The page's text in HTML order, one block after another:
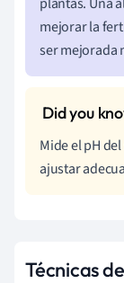
mejorar la
ser mejorada
Mide el pH
ajustar
Técnicas